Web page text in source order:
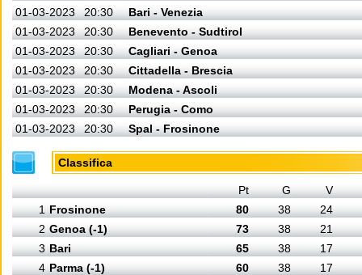
01-03-2023
20:30
Bari - Venezia
01-03-2023
20:30
Benevento - Sudtirol
01-03-2023
20:30
Cagliari - Genoa
01-03-2023
20:30
Cittadella - Brescia
01-03-2023
20:30
Modena - Ascoli
01-03-2023
20:30
Perugia - Como
01-03-2023
20:30 Spal - Frosinone
Classifica
Pt G
V
1 Frosinone 80 38
24
2 Genoa (-1) 73 38
21
3 Bari 65 38
17
4 Parma (-1) 60 38
17